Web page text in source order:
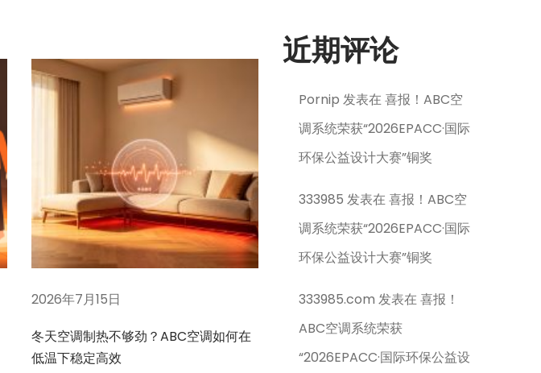
2026年7月15日
冬天空调制热不够劲？ABC空调如何在
低温下稳定高效
近期评论
Pornip 发表在喜报！ABC空
调系统荣获“2026EPACC·国际
环保公益设计大赛”铜奖
333985 发表在喜报！ABC空
调系统荣获“2026EPACC·国际
环保公益设计大赛”铜奖
333985.com 发表在喜报！
ABC空调系统荣获
“2026EPACC·国际环保公益设